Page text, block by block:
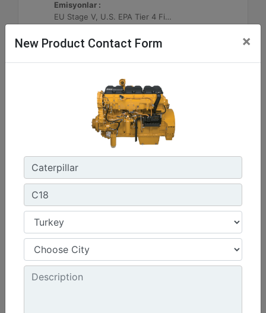
Emisyonlar :
EU Stage V, U.S. EPA Tier 4 Final, Korea Stage V, Japan 2014, China NRIV
Machine Details Get Offer
C13D
Maksimum Güç :
690 hp - 515 kW
Maksimum Tork :
New Product Contact Form ×